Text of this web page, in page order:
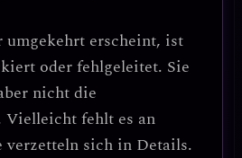
umgekehrt erscheint, ist
oder fehlgeleitet. Sie
nicht die
fehlt es an
sich in Details.